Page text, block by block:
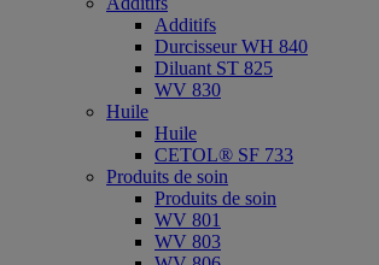
Additifs
Durcisseur WH 840
Diluant ST 825
WV 830
Huile
Huile
CETOL® SF 733
Produits de soin
Produits de soin
WV 801
WV 803